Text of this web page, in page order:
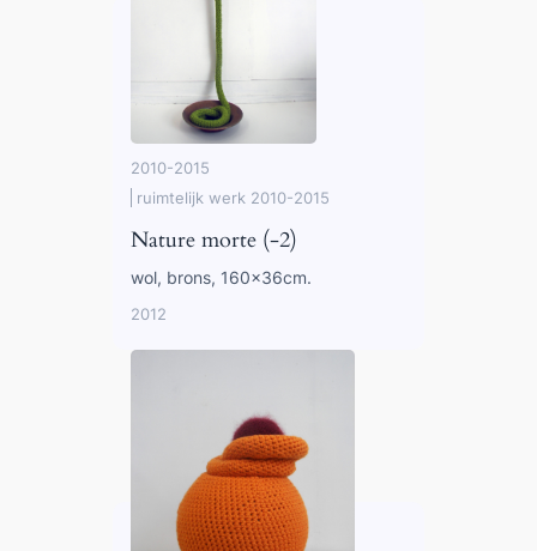
2010-2015
ruimtelijk werk 2010-2015
Nature morte (-2)
wol, brons, 160x36cm.
2012